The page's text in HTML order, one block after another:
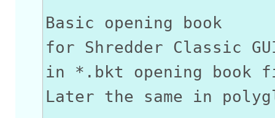
Basic opening book
for Shredder Classic
in *.bkt opening book
Later the same in